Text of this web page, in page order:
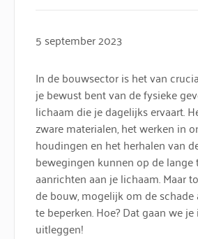
5 september 2023
In de bouwsector is het van
je bewust bent van de fysieke
lichaam die je dagelijks ervaart.
zware materialen, het werken in
houdingen en het herhalen van
bewegingen kunnen op de
aanrichten aan je lichaam. Maar
de bouw, mogelijk om de schade
te beperken. Hoe? Dat gaan we
uitleggen!